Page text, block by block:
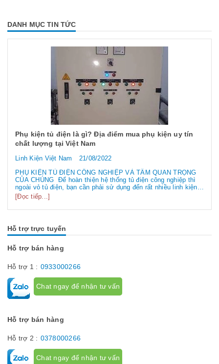
DANH MỤC TIN TỨC
Phụ kiện tủ điện là gì? Địa điểm mua phụ kiện uy tín
chất lượng tại Việt Nam
Linh Kiện Việt Nam
21/08/2022
PHỤ KIỆN TỦ ĐIỆN CÔNG NGHIỆP VÀ TẦM QUAN TRỌNG
CỦA CHÚNG Để hoàn thiện hệ thống tủ điện công nghiệp thì
ngoài vỏ tủ điện, bạn cần phải sử dụng đến rất nhiều linh kiện
tủ điện công nghiệp khác nhau. Vậy các loại phụ kiện tủ điện
công nghiệp bao gồm những gì? Chúng có tác dụng như thế
nào hãy...
[Đọc tiếp...]
Hỗ trợ trực tuyến
Hỗ trợ bán hàng
Hỗ trợ 1 : 0933000266
Chat ngay để nhận tư vấn
Hỗ trợ bán hàng
Hỗ trợ 2 : 0378000266
Chat ngay để nhận tư vấn